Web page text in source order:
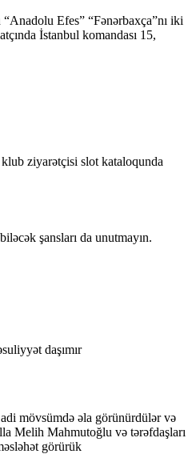
Efes” “Fənərbaxça”nı iki
İstanbul komandası 15,
ziyarətçisi slot kataloqunda
şansları da unutmayın.
daşımır
mövsümdə əla görünürdülər və
Melih Mahmutoğlu və tərəfdaşları
görürük